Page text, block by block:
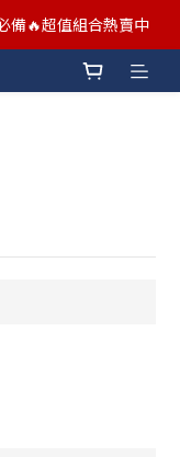
歡迎申請購物金補助
備🔥超值組合熱賣中
歡迎申請購物金補助